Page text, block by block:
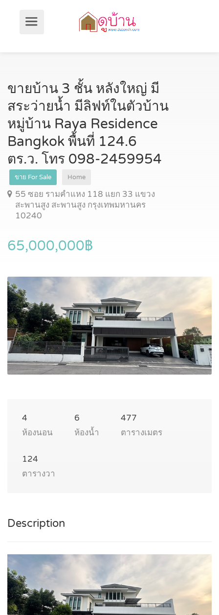
ขายบ้าน 3 ชั้น หลังใหญ่ มี
สระว่ายน้ำ มีลิฟท์ในตัวบ้าน
หมู่บ้าน Raya Residence
Bangkok พื้นที่ 124.6
ตร.ว. โทร 098-2459954
ขาย For Sale Home
55 ซอย รามคำแหง 118 แยก 33 แขวง
สะพานสูง สะพานสูง กรุงเทพมหานคร
10240
65,000,000฿
4
ห้องนอน
6
ห้องน้ำ
477
ตารางเมตร
124
ตารางวา
Description